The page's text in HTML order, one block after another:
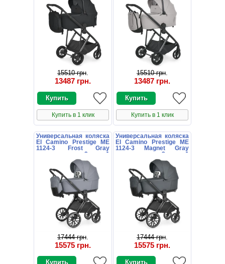
15510 грн.
13487 грн.
Купить в 1 клик
15510 грн.
13487 грн.
Купить в 1 клик
Универсальная коляска
El Camino Prestige ME
1124-3 Frost Gray
светло-серая 2 в 1
люлька и прогулочный
17444 грн.
15575 грн.
Универсальная коляска
El Camino Prestige ME
1124-3 Magnet Gray
темно-серая 2 в 1
люлька и прогулочный
17444 грн.
15575 грн.